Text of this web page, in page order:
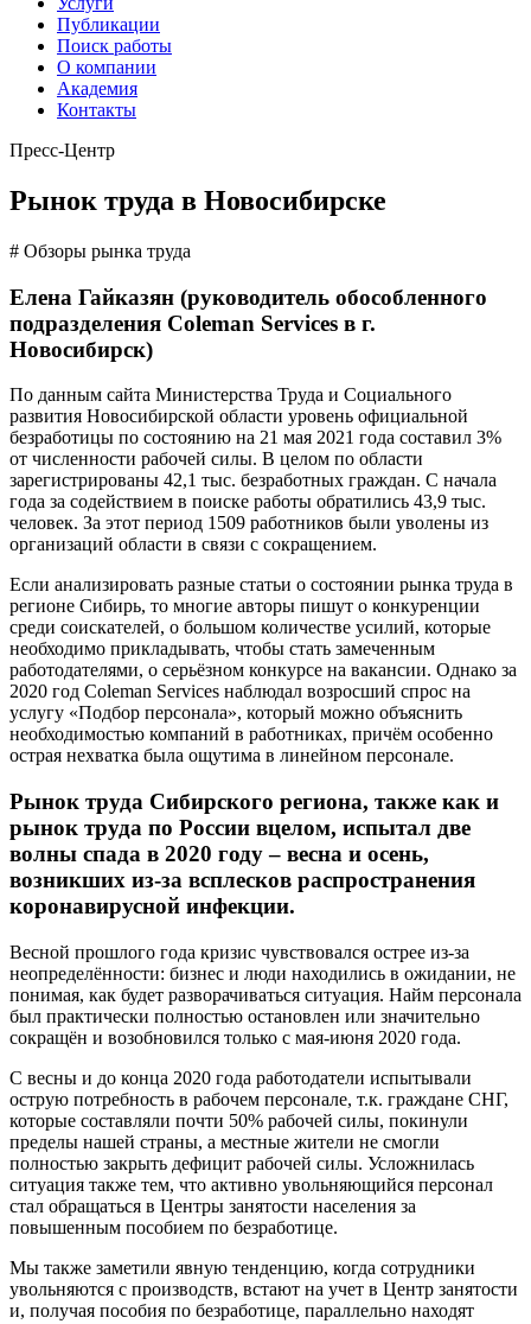
Публикации
Поиск работы
О компании
Академия
Контакты
Пресс-Центр
Рынок труда в Новосибирске
# Обзоры рынка труда
Елена Гайказян (руководитель обособленного
подразделения Coleman Services в г.
Новосибирск)
По данным сайта Министерства Труда и Социального
развития Новосибирской области уровень официальной
безработицы по состоянию на 21 мая 2021 года составил 3%
от численности рабочей силы. В целом по области
зарегистрированы 42,1 тыс. безработных граждан. С начала
года за содействием в поиске работы обратились 43,9 тыс.
человек. За этот период 1509 работников были уволены из
организаций области в связи с сокращением.
Если анализировать разные статьи о состоянии рынка труда в
регионе Сибирь, то многие авторы пишут о конкуренции
среди соискателей, о большом количестве усилий, которые
необходимо прикладывать, чтобы стать замеченным
работодателями, о серьёзном конкурсе на вакансии. Однако за
2020 год Coleman Services наблюдал возросший спрос на
услугу «Подбор персонала», который можно объяснить
необходимостью компаний в работниках, причём особенно
острая нехватка была ощутима в линейном персонале.
Рынок труда Сибирского региона, также как и
рынок труда по России вцелом, испытал две
волны спада в 2020 году – весна и осень,
возникших из-за всплесков распространения
коронавирусной инфекции.
Весной прошлого года кризис чувствовался острее из-за
неопределённости: бизнес и люди находились в ожидании, не
понимая, как будет разворачиваться ситуация. Найм персонала
был практически полностью остановлен или значительно
сокращён и возобновился только с мая-июня 2020 года.
С весны и до конца 2020 года работодатели испытывали
острую потребность в рабочем персонале, т.к. граждане СНГ,
которые составляли почти 50% рабочей силы, покинули
пределы нашей страны, а местные жители не смогли
полностью закрыть дефицит рабочей силы. Усложнилась
ситуация также тем, что активно увольняющийся персонал
стал обращаться в Центры занятости населения за
повышенным пособием по безработице.
Мы также заметили явную тенденцию, когда сотрудники
увольняются с производств, встают на учет в Центр занятости
и, получая пособия по безработице, параллельно находят